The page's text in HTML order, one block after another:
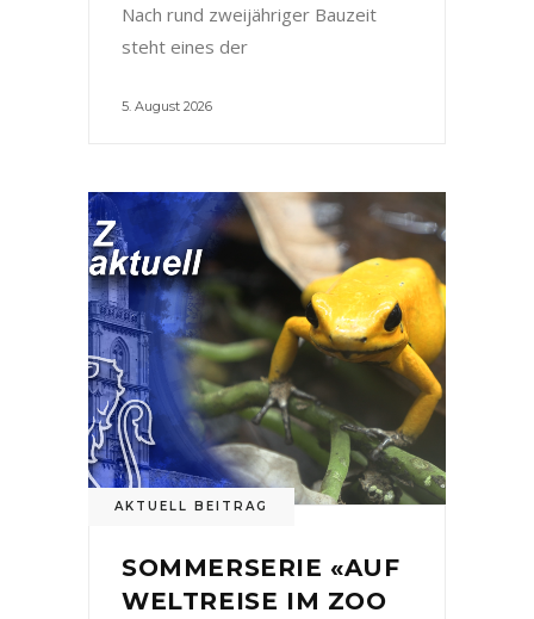
Nach rund zweijähriger Bauzeit
steht eines der
5. August 2026
AKTUELL BEITRAG
SOMMERSERIE «AUF
WELTREISE IM ZOO